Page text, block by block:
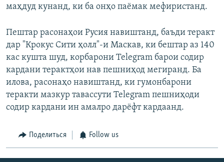
маҳдуд кунанд, ки ба онҳо паёмак мефиристанд.
Пештар расонаҳои Русия навиштанд, баъди теракт
дар "Крокус Сити ҳолл"-и Маскав, ки бештар аз 140
кас кушта шуд, корбарони Telegram барои содир
кардани терактҳои нав пешниҳод мегиранд. Ба
илова, расонаҳо навиштанд, ки гумонбарони
теракти мазкур тавассути Telegram пешниҳоди
содир кардани ин амалро дарёфт кардаанд.
Поделиться Follow us